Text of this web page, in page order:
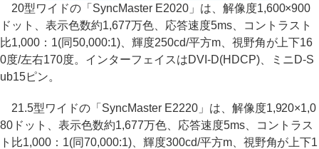
20型ワイドの「SyncMaster E2020」は、解像度1,600×900
ドット、表示色数約1,677万色、応答速度5ms、コントラスト
比1,000：1(同50,000:1)、輝度250cd/平方m、視野角が上下16
0度/左右170度。インターフェイスはDVI-D(HDCP)、ミニD-S
ub15ピン。
21.5型ワイドの「SyncMaster E2220」は、解像度1,920×1,0
80ドット、表示色数約1,677万色、応答速度5ms、コントラス
ト比1,000：1(同70,000:1)、輝度300cd/平方m、視野角が上下1